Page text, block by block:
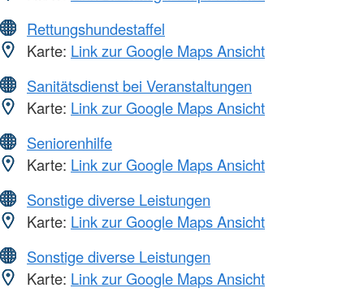
Rettungshundestaffel
Karte: Link zur Google Maps Ansicht
Sanitätsdienst bei Veranstaltungen
Karte: Link zur Google Maps Ansicht
Seniorenhilfe
Karte: Link zur Google Maps Ansicht
Sonstige diverse Leistungen
Karte: Link zur Google Maps Ansicht
Sonstige diverse Leistungen
Karte: Link zur Google Maps Ansicht